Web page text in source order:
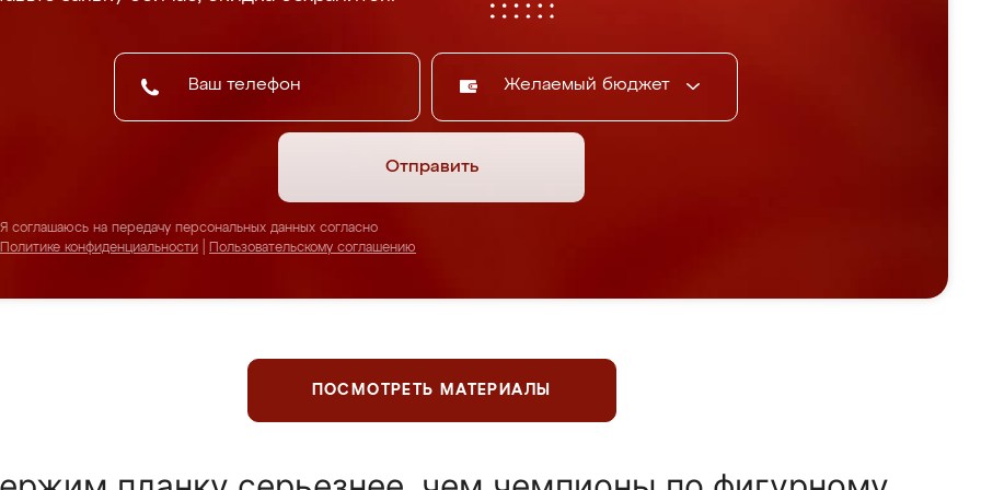
Желаемый бюджет
Отправить
Я соглашаюсь на передачу персональных данных согласно
Политике конфиденциальности
Пользовательскому соглашению
ПОСМОТРЕТЬ МАТЕРИАЛЫ